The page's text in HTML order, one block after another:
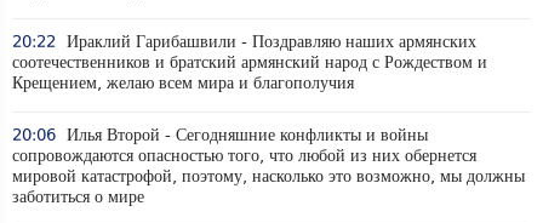
20:22
Ираклий Гарибашвили - Поздравляю наших армянских
соотечественников и братский армянский народ с Рождеством и
Крещением, желаю всем мира и благополучия
20:06 Илья Второй - Сегодняшние конфликты и войны
сопровождаются опасностью того, что любой из них обернется
мировой катастрофой, поэтому, насколько это возможно, мы должны
заботиться о мире